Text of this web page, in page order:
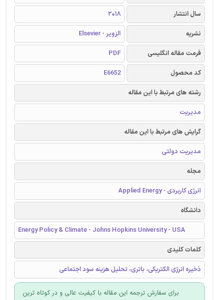
سال انتشار
2018
نشریه
الزویر - Elsevier
فرمت مقاله انگلیسی
PDF
کد محصول
E6652
رشته های مرتبط با این مقاله
مدیریت
گرایش های مرتبط با این مقاله
مدیریت دولتی
مجله
انرژی کاربردی - Applied Energy
دانشگاه
Energy Policy & Climate - Johns Hopkins University - USA
کلمات کلیدی
ذخیره انرژی الکتریکی، باتری، تحلیل هزینه سود اجتماعی
برای سفارش ترجمه این مقاله با کیفیت عالی و در کوتاه ترین